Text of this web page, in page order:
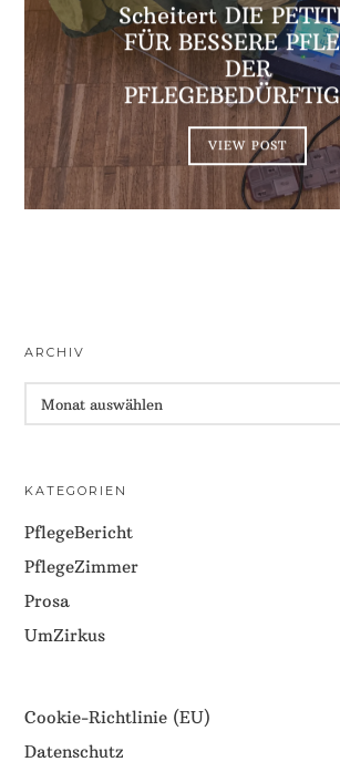
Scheitert DIE
FÜR BESSERE
DER
VIEW POST
ARCHIV
KATEGORIEN
PflegeBericht
PflegeZimmer
Prosa
UmZirkus
Cookie-Richtlinie (EU)
Datenschutz